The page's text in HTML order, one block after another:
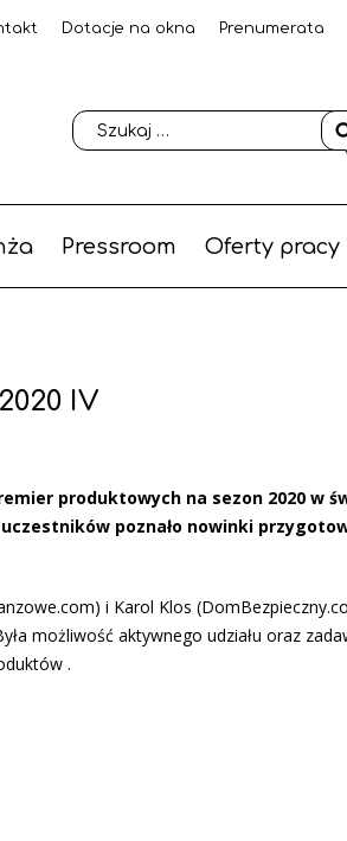
Dotacje na okna Prenumerata
Pressroom Oferty pracy
IV
produktowych na sezon 2020 w
poznało nowinki
i Karol Klos
możliwość aktywnego udziału oraz
.